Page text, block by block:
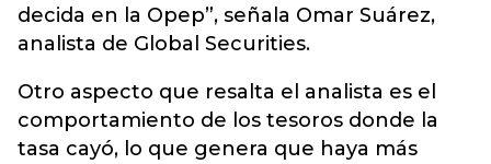
decida en la Opep”, señala Omar Suárez,
analista de Global Securities.
Otro aspecto que resalta el analista es el
comportamiento de los tesoros donde la
tasa cayó, lo que genera que haya más